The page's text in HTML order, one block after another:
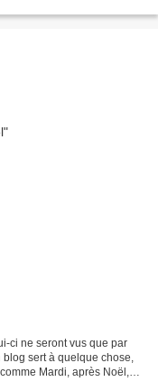
ci ne seront vus que par
sert à quelque chose,
Mardi, après Noël,